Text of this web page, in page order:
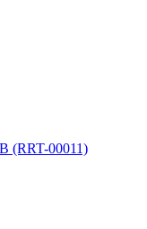
(RRT-00011)